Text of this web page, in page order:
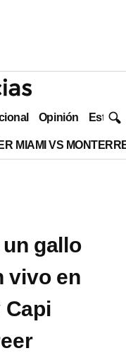
Opinión Estilo
MIAMI VS
un gallo
vivo en
Capi